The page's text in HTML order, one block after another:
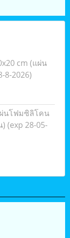
cm (แผ่น
8-2026)
ผ่นโฟมซิลิโคน
(exp 28-05-